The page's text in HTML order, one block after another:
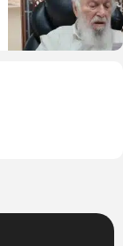
צבא וביטחון